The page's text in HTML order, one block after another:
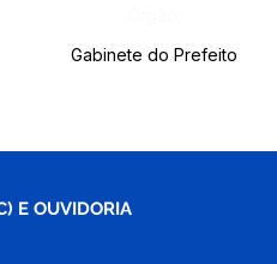
Gabinete do Prefeito
E OUVIDORIA